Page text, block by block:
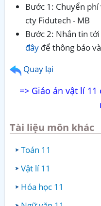
Bước 1: Chuyển phí
cty Fidutech - MB
Bước 2: Nhắn tin
đây để thông báo
Quay lại
=> Giáo án vật lí
Tài liệu môn khác
Toán 11
Vật lí 11
Hóa học 11